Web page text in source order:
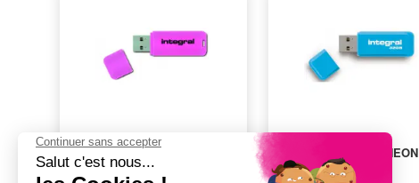
Cle usb INTEGRAL NEON
ROSE 64 GO
Cle usb INTEGRAL NEON
BLEU 32 GB